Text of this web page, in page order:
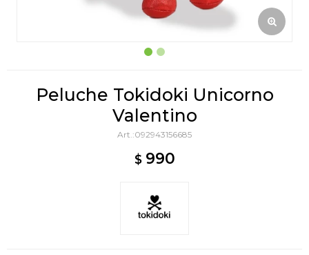
Peluche Tokidoki Unicorno
Valentino
092943156685
$ 990